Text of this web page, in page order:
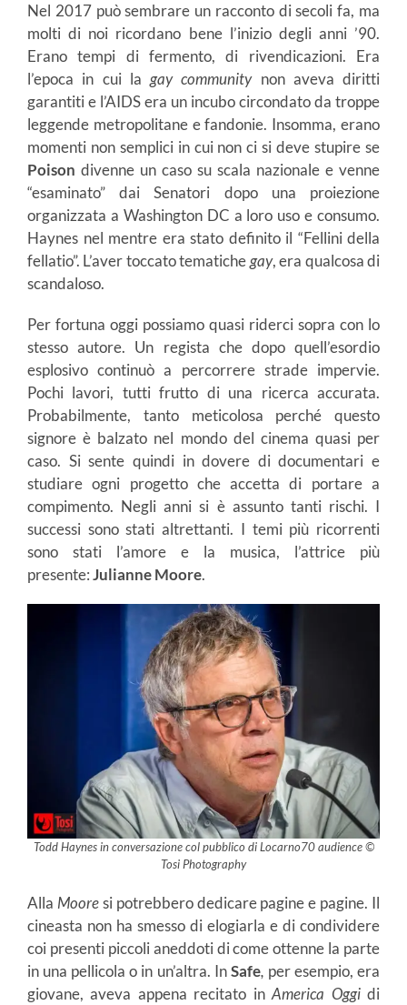
Nel 2017 può sembrare un racconto di secoli fa, ma
molti di noi ricordano bene l’inizio degli anni ’90.
Erano tempi di fermento, di rivendicazioni. Era
l’epoca in cui la gay communitynon aveva diritti
garantiti e l’AIDS era un incubo circondato da troppe
leggende metropolitane e fandonie. Insomma, erano
momenti non semplici in cui non ci si deve stupire se
Poison divenne un caso su scala nazionale e venne
“esaminato” dai Senatori dopo una proiezione
organizzata a Washington DC a loro uso e consumo.
Haynes nel mentre era stato definito il “Fellini della
fellatio”. L’aver toccato tematichegay, era qualcosa di
scandaloso.
Per fortuna oggi possiamo quasi riderci sopra con lo
stesso autore. Un regista che dopo quell’esordio
esplosivo continuò a percorrere strade impervie.
Pochi lavori, tutti frutto di una ricerca accurata.
Probabilmente, tanto meticolosa perché questo
signore è balzato nel mondo del cinema quasi per
caso. Si sente quindi in dovere di documentari e
studiare ogni progetto che accetta di portare a
compimento. Negli anni si è assunto tanti rischi. I
successi sono stati altrettanti. I temi più ricorrenti
sono stati l’amore e la musica, l’attrice più
presente:Julianne Moore.
Todd Haynes in conversazione col pubblico di Locarno70 audience ©
Tosi Photography
Alla Mooresi potrebbero dedicare pagine e pagine. Il
cineasta non ha smesso di elogiarla e di condividere
coi presenti piccoli aneddoti di come ottenne la parte
in una pellicola o in un’altra. InSafe, per esempio, era
giovane, aveva appena recitato inAmerica Oggidi